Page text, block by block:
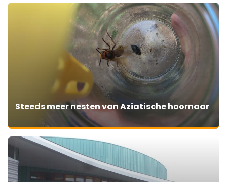
Steeds meer nesten van Aziatische hoornaar